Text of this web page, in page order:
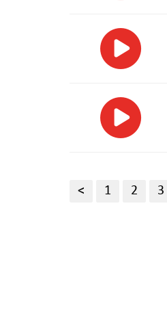
< 1 2 3